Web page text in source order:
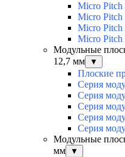
Micro
Micro
Micro Pitch
Micro
Модульные
12,7 мм
▼
Плоские
Серия
Серия
Серия
Серия
Серия
Модульные
мм
▼